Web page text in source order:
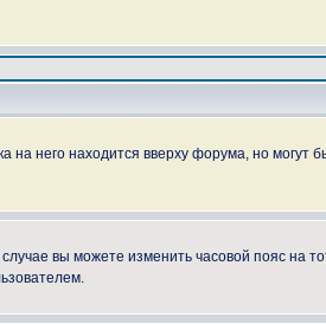
на него находится вверху форума, но могут
вы можете изменить часовой пояс на